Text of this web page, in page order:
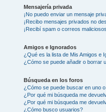
Mensajería privada
¡No puedo enviar un mensaje
¡Recibo mensajes privados no
¡Recibí spam o correos
Amigos e Ignorados
¿Qué es la lista de Mis Amigos e
¿Cómo se puede añadir o borrar
Búsqueda en los foros
¿Cómo se puede buscar en uno
¿Por qué mi búsqueda me
¿Por qué mi búsqueda me
¿Cómo busco usuarios?